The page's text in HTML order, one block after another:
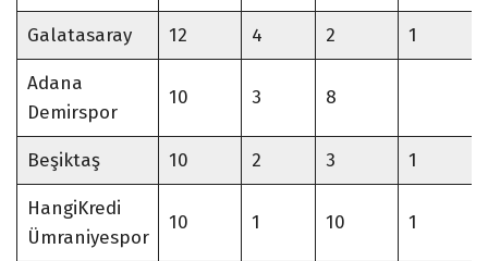
Galatasaray 12 4 2 1
Adana
Demirspor
10 3 8
Beşiktaş 10 2 3 1
HangiKredi
Ümraniyespor
10 1 10 1